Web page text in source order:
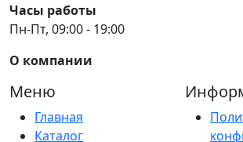
Часы работы
Пн-Пт, 09:00 - 19:00
О компании
Меню
Главная
Каталог